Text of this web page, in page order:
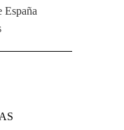
España